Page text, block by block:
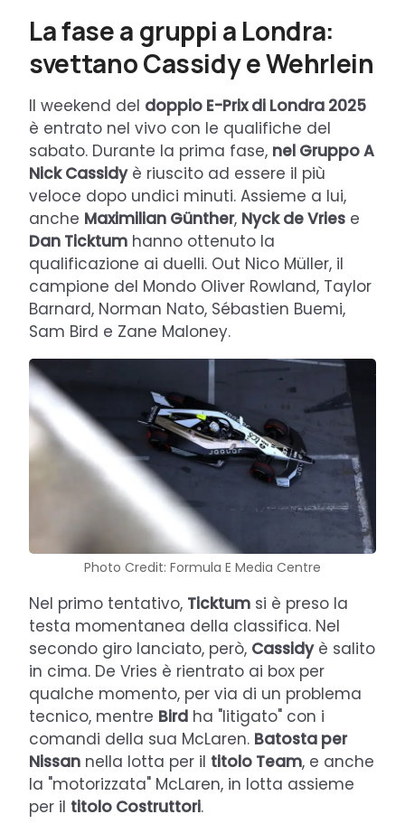
La fase a gruppi a Londra:
svettano Cassidy e Wehrlein
Il weekend del doppio E-Prix di Londra 2025
è entrato nel vivo con le qualifiche del
sabato. Durante la prima fase, nel Gruppo A
Nick Cassidyè riuscito ad essere il più
veloce dopo undici minuti. Assieme a lui,
anche Maximilian Günther, Nyck de Vries e
Dan Ticktum hanno ottenuto la
qualificazione ai duelli. Out Nico Müller, il
campione del Mondo Oliver Rowland, Taylor
Barnard, Norman Nato, Sébastien Buemi,
Sam Bird e Zane Maloney.
Photo Credit: Formula E Media Centre
Nel primo tentativo, Ticktum si è preso la
testa momentanea della classifica. Nel
secondo giro lanciato, però, Cassidyè salito
in cima. De Vries è rientrato ai box per
qualche momento, per via di un problema
tecnico, mentre Bird ha "litigato" con i
comandi della sua McLaren. Batosta per
Nissan nella lotta per il titolo Team, e anche
la "motorizzata" McLaren, in lotta assieme
per il titolo Costruttori.